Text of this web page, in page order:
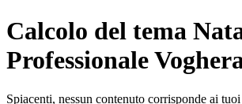
Calcolo del tema
Professionale
Spiacenti, nessun contenuto corrisponde ai